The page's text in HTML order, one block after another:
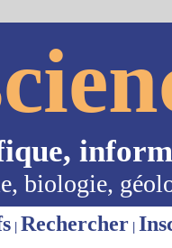
biologie,
| Rechercher |